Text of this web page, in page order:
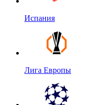
Испания
Лига Европы